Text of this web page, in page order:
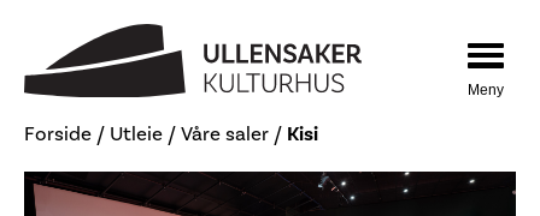
innhold
navigasjon
Forside / Utleie /Våre saler / Kisi